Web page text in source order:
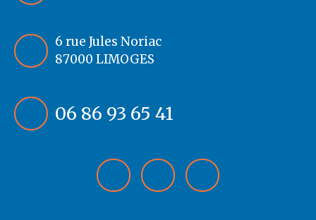
6 rue Jules Noriac
87000 LIMOGES
06 86 93 65 41